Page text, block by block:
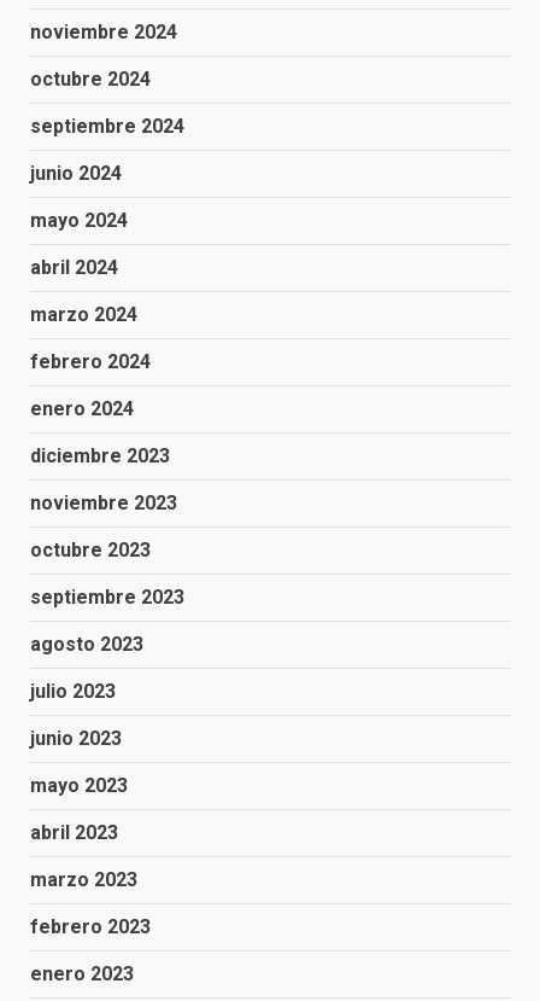
noviembre 2024
octubre 2024
septiembre 2024
junio 2024
mayo 2024
abril 2024
marzo 2024
febrero 2024
enero 2024
diciembre 2023
noviembre 2023
octubre 2023
septiembre 2023
agosto 2023
julio 2023
junio 2023
mayo 2023
abril 2023
marzo 2023
febrero 2023
enero 2023